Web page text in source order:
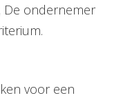
De ondernemer
voor een